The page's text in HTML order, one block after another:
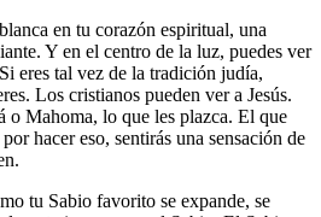
en tu corazón espiritual, una
Y en el centro de la luz, puedes ver
eres tal vez de la tradición judía,
Los cristianos pueden ver a Jesús.
o Mahoma, lo que les plazca. El que
hacer eso, sentirás una sensación de
tu Sabio favorito se expande, se